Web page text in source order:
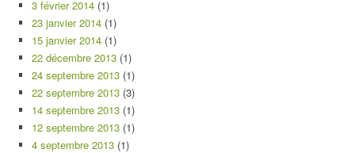
3 février 2014 (1)
23 janvier 2014 (1)
15 janvier 2014 (1)
22 décembre 2013 (1)
24 septembre 2013 (1)
22 septembre 2013 (3)
14 septembre 2013 (1)
12 septembre 2013 (1)
4 septembre 2013 (1)